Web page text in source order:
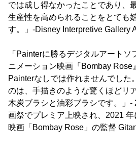
では成し得なかったことであり、
生産性を高められることをとても
す。」-Disney Interpretive Gallery
「Painterに勝るデジタルアートソ
ニメーション映画『Bombay Rose
Painterなしでは作れませんでした
のは、手描きのような驚くほどリ
木炭ブラシと油彩ブラシです。」-
画祭でプレミア上映され、2021
映画「Bombay Rose」の監督